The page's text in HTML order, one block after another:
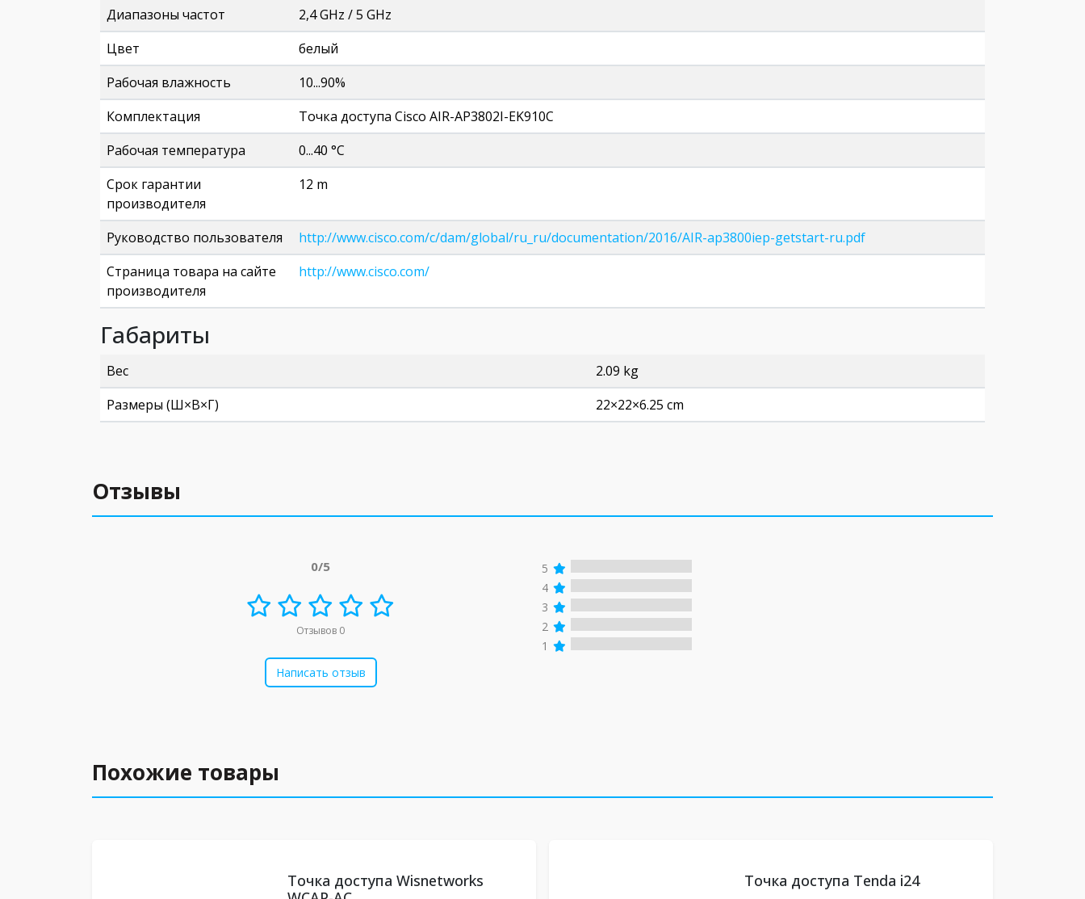
Диапазоны частот
2,4 GHz / 5 GHz
Цвет
белый
Рабочая влажность
10...90%
Комплектация
Точка доступа Cisco AIR-AP3802I-EK910C
Рабочая температура
0...40 °C
Срок гарантии
производителя
12 m
Руководство пользователя
http://www.cisco.com/c/dam/global/ru_ru/documentation/2016/AIR-ap3800iep-getstart-ru.pdf
Страница товара на сайте
производителя
http://www.cisco.com/
Габариты
Вес
2.09 kg
Размеры (Ш×В×Г)
22×22×6.25 cm
Отзывы
0/5
Отзывов 0
Написать отзыв
5
4
3
2
1
Похожие товары
Точка доступа Wisnetworks
Точка доступа Tenda i24